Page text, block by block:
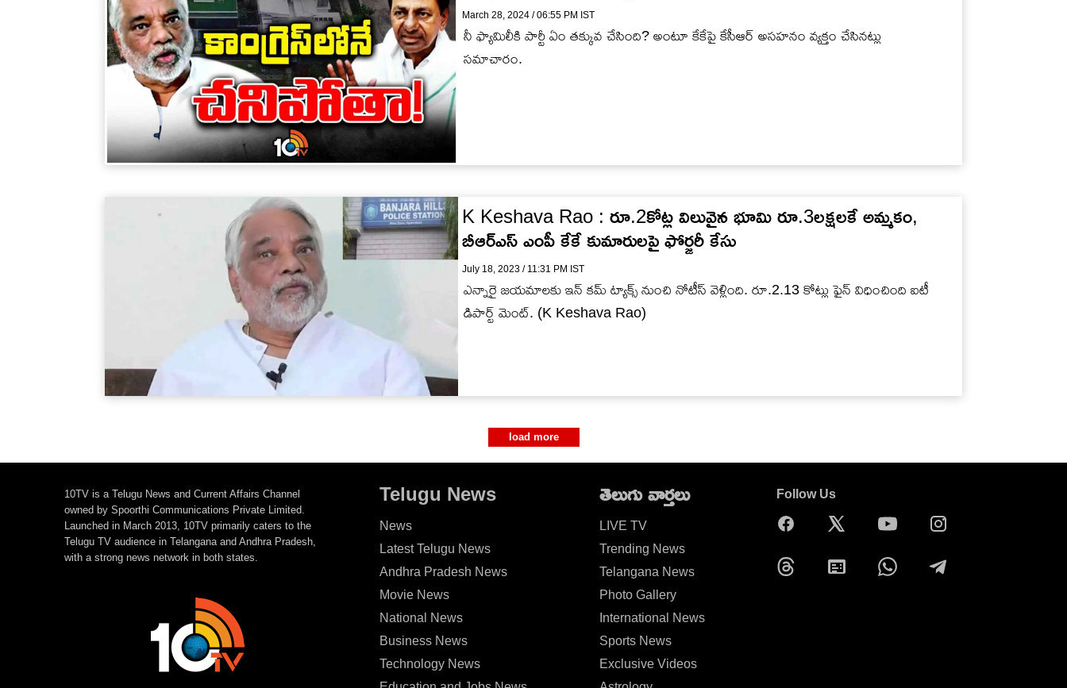
March 28, 2024 / 06:55 PM IST
నీ ఫ్యామిలీకి పార్టీ ఏం తక్కువ చేసింది? అంటూ కేకేపై కేసీఆర్ అసహనం వ్యక్తం చేసినట్లు
సమాచారం.
K Keshava Rao : రూ.2కోట్ల విలువైన భూమి రూ.3లక్షలకే అమ్మకం,
బీఆర్ఎస్ ఎంపీ కేకే కుమారులపై ఫోర్జరీ కేసు
July 18, 2023 / 11:31 PM IST
ఎన్నారై జయమాలకు ఇన్ కమ్ ట్యాక్స్ నుంచి నోటీస్ వెళ్లింది. రూ.2.13 కోట్లు ఫైన్ విధించింది ఐటీ
డిపార్ట్ మెంట్. (K Keshava Rao)
load more
10TV is a Telugu News and Current Affairs Channel
owned by Spoorthi Communications Private Limited.
Launched in March 2013, 10TV primarily caters to the
Telugu TV audience in Telangana and Andhra Pradesh,
with a strong news network in both states.
Telugu News
News
Latest Telugu News
Andhra Pradesh News
Movie News
National News
Business News
Technology News
తెలుగు వార్తలు
LIVE TV
Trending News
Telangana News
Photo Gallery
International News
Sports News
Exclusive Videos
Follow Us